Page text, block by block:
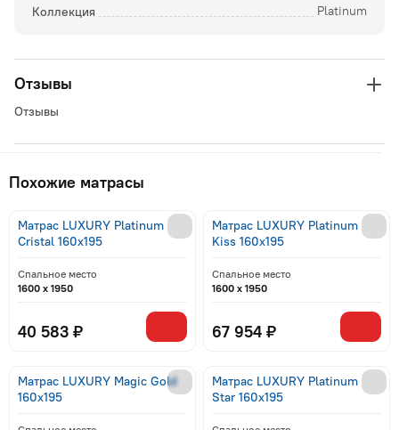
Коллекция Platinum
Отзывы
Отзывы
Похожие матрасы
Матрас LUXURY Platinum
Cristal 160x195
Спальное место
1600 x 1950
40 583 ₽
Матрас LUXURY Platinum
Kiss 160x195
Спальное место
1600 x 1950
67 954 ₽
Матрас LUXURY Magic Gold
160x195
Матрас LUXURY Platinum
Star 160x195